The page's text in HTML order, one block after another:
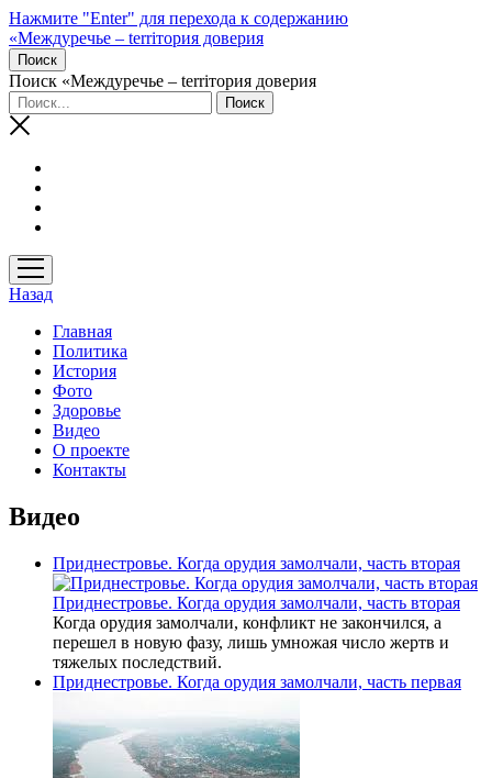
Нажмите "Enter" для перехода к содержанию
«Междуречье – terriтория доверия
Поиск
Поиск «Междуречье – terriтория доверия
открыть
меню
Назад
Главная
Политика
История
Фото
Здоровье
Видео
О проекте
Контакты
Видео
Приднестровье. Когда орудия замолчали, часть вторая
Приднестровье. Когда орудия замолчали, часть вторая
Когда орудия замолчали, конфликт не закончился, а
перешел в новую фазу, лишь умножая число жертв и
тяжелых последствий.
Приднестровье. Когда орудия замолчали, часть первая